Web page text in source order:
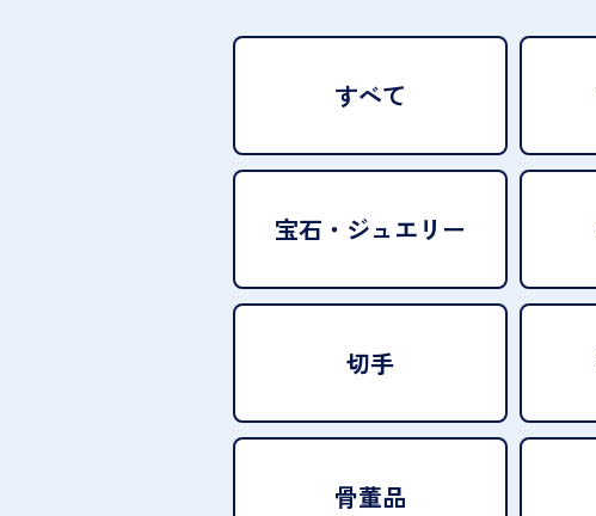
すべて
宝石・ ジュエリー
切手
骨董品